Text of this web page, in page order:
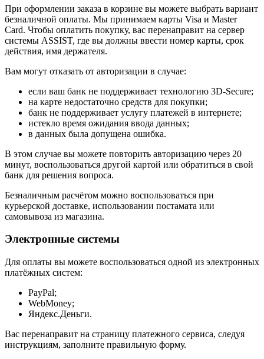
При оформлении заказа в корзине вы можете выбрать вариант
безналичной оплаты. Мы принимаем карты Visa и Master
Card. Чтобы оплатить покупку, вас перенаправит на сервер
системы ASSIST, где вы должны ввести номер карты, срок
действия, имя держателя.
Вам могут отказать от авторизации в случае:
если ваш банк не поддерживает технологию 3D-Secure;
на карте недостаточно средств для покупки;
банк не поддерживает услугу платежей в интернете;
истекло время ожидания ввода данных;
в данных была допущена ошибка.
В этом случае вы можете повторить авторизацию через 20
минут, воспользоваться другой картой или обратиться в свой
банк для решения вопроса.
Безналичным расчётом можно воспользоваться при
курьерской доставке, использовании постамата или
самовывоза из магазина.
Электронные системы
Для оплаты вы можете воспользоваться одной из электронных
платёжных систем:
PayPal;
WebMoney;
Яндекс.Деньги.
Вас перенаправит на страницу платежного сервиса, следуя
инструкциям, заполните правильную форму.